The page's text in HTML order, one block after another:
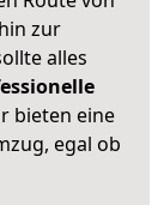
zur
alles
bieten eine
egal ob